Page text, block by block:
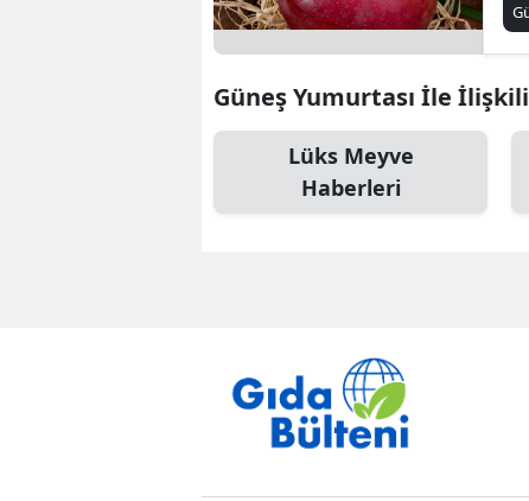
Güneş Yumurtası İle
Lüks Meyve
Haberleri